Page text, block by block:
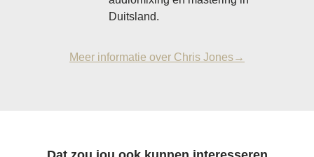
Duitsland.
Meer informatie over Chris Jones→